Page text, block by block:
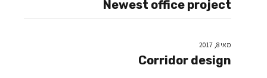
Newest office project
מאי 8, 2017
Corridor design